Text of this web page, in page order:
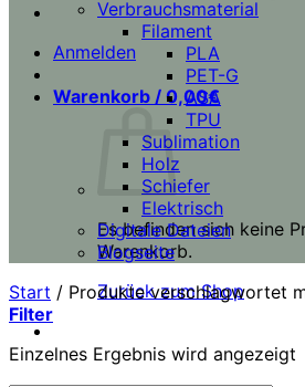
Anmelden
Warenkorb / 0,00€
Es befinden sich keine
Warenkorb.
Zurück zum Shop
Verbrauchsmaterial
Filament
PLA
PET-G
ASA
TPU
Sublimation
Holz
Schiefer
Elektrisch
Digitale Dateien
Blogseite
Start / Produkte verschlagwortet
Filter
Einzelnes Ergebnis wird angezeigt